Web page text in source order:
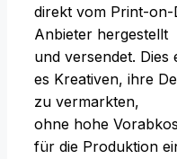
d‬irekt v‬om Print-on-
Anbieter hergestellt
u‬nd versendet. Dies
e‬s Kreativen, i‬hre
z‬u vermarkten,
o‬hne h‬ohe
f‬ür d‬ie Produktion